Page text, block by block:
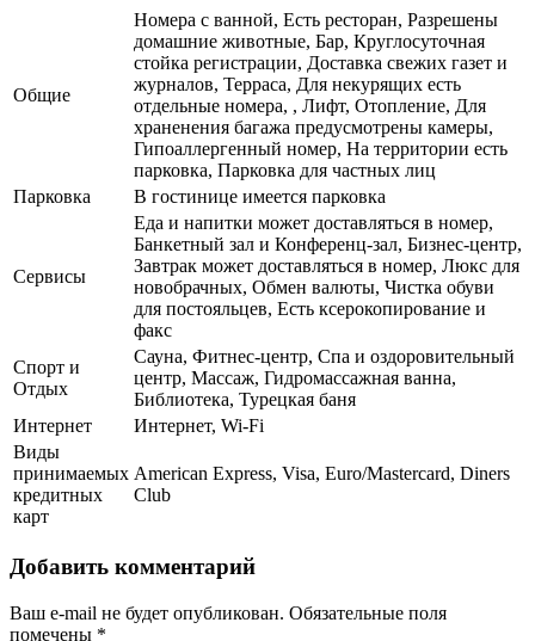
Общие
Номера с ванной, Есть ресторан, Разрешены
домашние животные, Бар, Круглосуточная
стойка регистрации, Доставка свежих газет и
журналов, Терраса, Для некурящих есть
отдельные номера, , Лифт, Отопление, Для
храненения багажа предусмотрены камеры,
Гипоаллергенный номер, На территории есть
парковка, Парковка для частных лиц
Парковка
В гостинице имеется парковка
Сервисы
Еда и напитки может доставляться в номер,
Банкетный зал и Конференц-зал, Бизнес-центр,
Завтрак может доставляться в номер, Люкс для
новобрачных, Обмен валюты, Чистка обуви
для постояльцев, Есть ксерокопирование и
факс
Спорт и
Отдых
Сауна, Фитнес-центр, Спа и оздоровительный
центр, Массаж, Гидромассажная ванна,
Библиотека, Турецкая баня
Интернет
Интернет, Wi-Fi
Виды
принимаемых
кредитных
карт
American Express, Visa, Euro/Mastercard, Diners
Club
Добавить комментарий
Ваш e-mail не будет опубликован. Обязательные поля
помечены *